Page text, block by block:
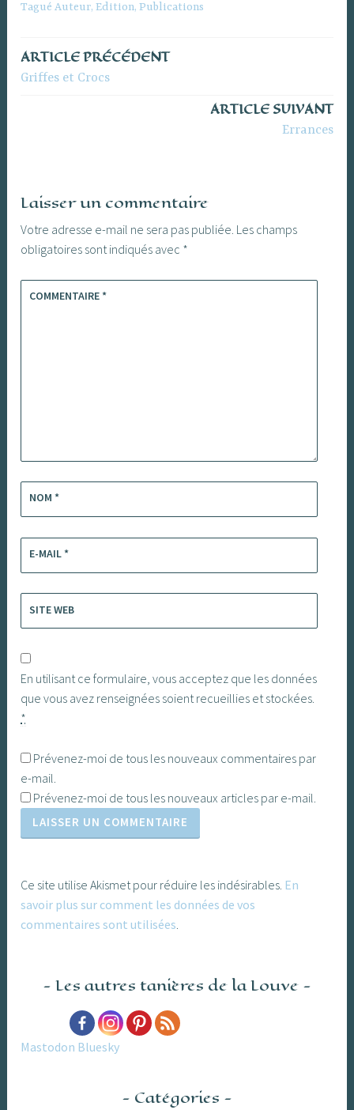
TaguéAuteur,Edition,Publications
Navigation
ARTICLE PRÉCÉDENT
Griffes et Crocs
ARTICLE SUIVANT
Errances
Laisser un commentaire
Votre adresse e-mail ne sera pas publiée. Les champs
obligatoires sont indiqués avec *
COMMENTAIRE*
NOM*
E-MAIL*
SITE WEB
En utilisant ce formulaire, vous acceptez que les données
que vous avez renseignées soient recueillies et stockées.
*
Prévenez-moi de tous les nouveaux commentaires par
e-mail.
Prévenez-moi de tous les nouveaux articles par e-mail.
Ce site utilise Akismet pour réduire les indésirables. En
savoir plus sur comment les données de vos
commentaires sont utilisées.
Les autres tanières de la Louve
Mastodon Bluesky
Catégories